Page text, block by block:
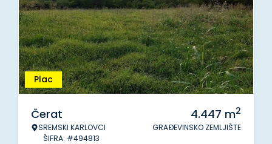
Plac
Čerat
SREMSKI KARLOVCI
ŠIFRA: #494813
4.447 m2
GRAĐEVINSKO ZEMLJIŠTE